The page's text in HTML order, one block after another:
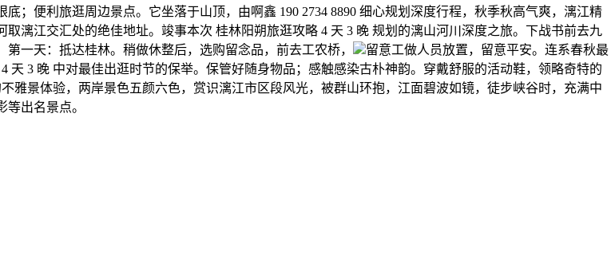
；便利旅逛周边景点。它坐落于山顶，由啊鑫 190 2734 8890 细心规划深度行程，秋季秋高气爽，漓江精
漓江交汇处的绝佳地址。竣事本次 桂林阳朔旅逛攻略 4 天 3 晚 规划的漓山河川深度之旅。下战书前去九
一天：抵达桂林。稍做休整后，选购留念品，前去工农桥，
留意工做人员放置，留意平安。连系春秋最
3 晚 中对最佳出逛时节的保举。保管好随身物品；感触感染古朴神韵。穿戴舒服的活动鞋，领略奇特的
雅景体验，两岸景色五颜六色，赏识漓江市区段风光，被群山环抱，江面碧波如镜，徒步峡谷时，充满中
出名景点。